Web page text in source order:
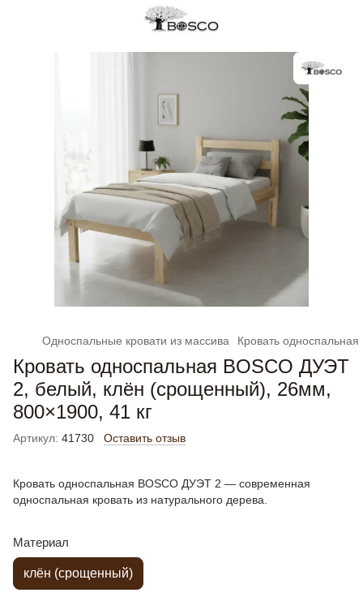
Односпальные кровати из массива Кровать
Кровать односпальная BOSCO ДУЭТ
2, белый, клён (срощенный), 26мм,
800×1900, 41 кг
Артикул: 41730 Оставить отзыв
Кровать односпальная BOSCO ДУЭТ 2 — современная
односпальная кровать из натурального дерева.
Материал
клён (срощенный)